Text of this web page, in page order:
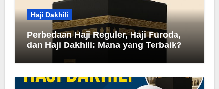
Haji Dakhili
Perbedaan Haji Reguler, Haji Furoda,
dan Haji Dakhili: Mana yang Terbaik?